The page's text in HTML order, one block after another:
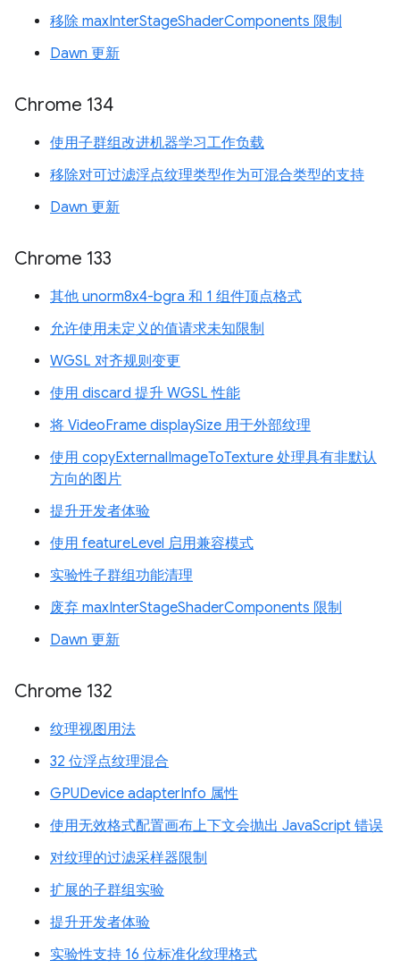
移除 maxInterStageShaderComponents 限制
Dawn 更新
Chrome 134
使用子群组改进机器学习工作负载
移除对可过滤浮点纹理类型作为可混合类型的支持
Dawn 更新
Chrome 133
其他 unorm8x4-bgra 和 1 组件顶点格式
允许使用未定义的值请求未知限制
WGSL 对齐规则变更
使用 discard 提升 WGSL 性能
将 VideoFrame displaySize 用于外部纹理
使用 copyExternalImageToTexture 处理具有非默认
方向的图片
提升开发者体验
使用 featureLevel 启用兼容模式
实验性子群组功能清理
废弃 maxInterStageShaderComponents 限制
Dawn 更新
Chrome 132
纹理视图用法
32 位浮点纹理混合
GPUDevice adapterInfo 属性
使用无效格式配置画布上下文会抛出 JavaScript 错误
对纹理的过滤采样器限制
扩展的子群组实验
提升开发者体验
实验性支持 16 位标准化纹理格式